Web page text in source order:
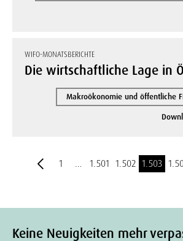
WIFO-MONATSBERICHTE
Die wirtschaftliche Lage in
Makroökonomie und öffentliche
1 … 1.501 1.502 1.503
Keine Neuigkeiten mehr